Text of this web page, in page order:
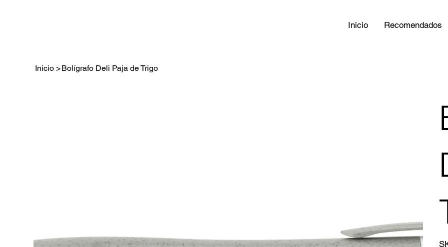
Inicio Recomendados
Inicio >Bolígrafo Deli Paja de Trigo